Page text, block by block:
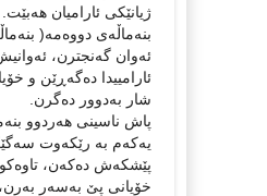
ژیانێکی ئارامیان
بنەماڵەی دووەمە(
ئەوان گەنجترن،
ئارامییدا دەگەڕێن و
شار بەدوور دەگرن.
پاش ناسینی هەردوو
یەکەم بە رێکەوت
پێشکەش دەکەن، تاوەکو
خۆیانی پێ بەسەر بەرن،